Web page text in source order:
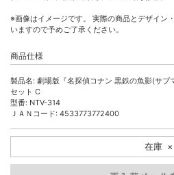
※画像はイメージです。 実際の商品とデザイン
いますので予めご了承ください。
商品仕様
製品名: 劇場版『名探偵コナン 黒鉄の魚影(サ
セット C
型番: NTV-314
ＪＡＮコード: 4533773772400
在庫 ×